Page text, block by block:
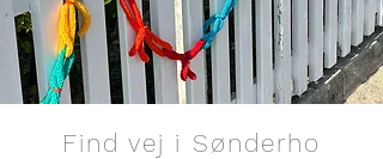
Find vej i Sønderho